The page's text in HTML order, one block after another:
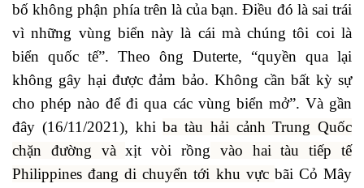
bố không phận phía trên là của bạn. Điều đó là sai trái
vì những vùng biển này là cái mà chúng tôi coi là
biển quốc tế”. Theo ông Duterte, “quyền qua lại
không gây hại được đảm bảo. Không cần bất kỳ sự
cho phép nào để đi qua các vùng biển mở”. Và gần
đây (16/11/2021), khiba tàu hải cảnh Trung Quốc
chặn đường vàxịt vòi rồng vào hai tàu tiếp tế
Philippines đang di chuyển tới khu vực bãi Cỏ Mây